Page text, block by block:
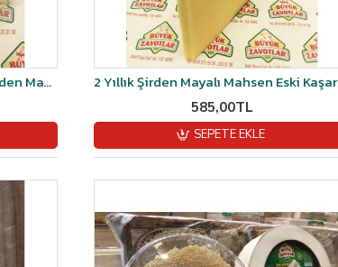
Kars Göbek Kaşar Peyniri 1 kg Şirden Mayalı
585,00TL
SEPETE EKLE